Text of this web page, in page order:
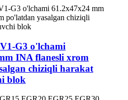
G3 o'lchami
INA flanesli xrom
chiziqli harakat
blok